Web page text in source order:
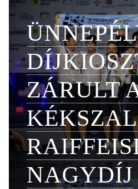
ZÁRULT
NAGYDÍJ